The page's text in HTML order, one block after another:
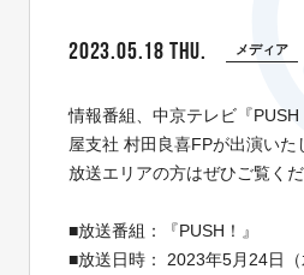
2023.05.18 THU. メディア
情報番組、中京テレビ『
屋支社 村田良喜FPが出演いた
放送エリアの方はぜひご覧くだ
■放送番組：『PUSH！』
■放送日時： 2023年5月24日